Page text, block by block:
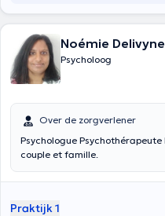
Noémie Delivyne
Psycholoog
Over de zorgverlener
Psychologue Psychothérapeute EMDR Ados et adultes. Individuel,
couple et famille.
Praktijk 1